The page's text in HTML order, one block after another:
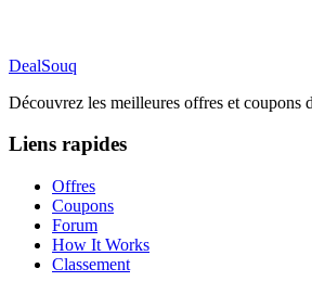
DealSouq
Découvrez les meilleures offres et coupons
Liens rapides
Offres
Coupons
Forum
How It Works
Classement